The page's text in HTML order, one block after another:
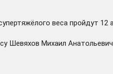
веса пройдут 12
Шевяхов Михаил Анатольевич.